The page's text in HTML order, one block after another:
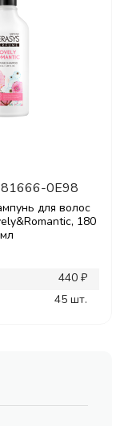
0E98
для волос
180
мл
440 ₽
45 шт.